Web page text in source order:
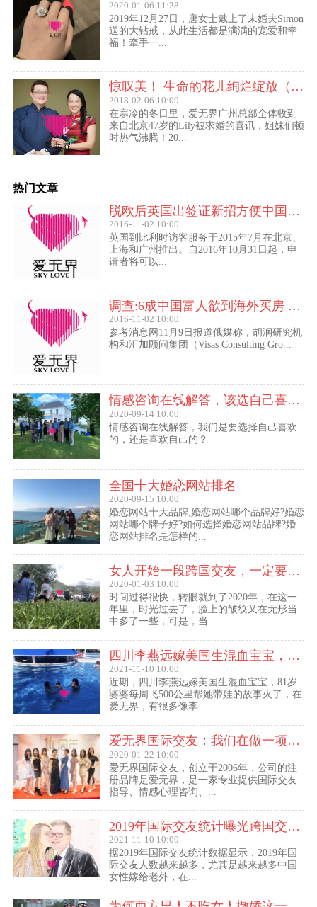
2020-01-06 11:28
2019年12月27日，唐女士戴上了未婚夫Simon
送的大钻戒，从此生活都是满满的宠爱和幸
福！牵手一...
惊叹美！ 生命的花儿绚烂绽放（47岁的Lily结婚啦！）
2018-02-06 10:09
在寒冷的冬日里，爱无界广州总部全体收到
来自北京47岁的Lily被求婚的喜讯，姐妹们顿
时热气沸腾！20...
热门文章
脱欧后英国出签证新招方便中国访客进入欧盟
2016-11-02 10:00
英国到比利时访客服务于2015年7月在北京、
上海和广州推出。自2016年10月31日起，申
请者将可以...
调查:6成中国富人欲到海外买房 最想移民去美国
2016-11-02 10:00
参考消息网11月9日报道俄媒称，胡润研究机
构和汇加顾问集团（Visas Consulting Gro...
情感咨询在线解答，该选自己喜欢的,还是喜欢自己的？
2020-09-14 10:00
情感咨询在线解答，我们是要选择自己喜欢
的，还是喜欢自己的？
全国十大婚恋网站排名
2020-09-15 10:00
婚恋网站十大品牌,婚恋网站哪个品牌好?婚恋
网站哪个牌子好?如何选择婚恋网站品牌?婚
恋网站排名是怎样的...
女人开始一段跨国交友，一定要问自己这几个问题
2020-01-03 10:00
时间过得很快，转眼就到了2020年，在这一
年里，时光过去了，脸上的皱纹又在无形当
中多了一些，可是，当...
四川李燕远嫁美国生混血宝宝，这些跨国交友的真实故事可能你还没听过！
2021-11-10 10:00
近期，四川李燕远嫁美国生混血宝宝，81岁
婆婆每周飞500公里帮她带娃的故事火了，在
爱无界，有很多像李...
爱无界国际交友：我们在做一项关于女人幸福的事业
2020-01-22 10:00
爱无界国际交友，创立于2006年，公司的注
册品牌是爱无界，是一家专业提供国际交友
指导、情感心理咨询、...
2019年国际交友统计曝光跨国交友惊人内幕：女性嫁给老外比男士娶外国老婆数量更多
2021-11-10 10:00
据2019年国际交友统计数据显示，2019年国
际交友人数越来越多，尤其是越来越多中国
女性嫁给老外，在...